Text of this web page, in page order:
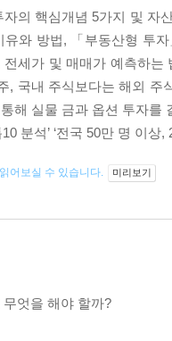
의 핵심개념 5가지 및 자
유와 방법, 「부동산형 투
전세가 및 매매가 예측하
, 국내 주식보다는 해외 주
통해 실물 금과 옵션 투자
분석’ ‘전국 50만 명 이
어보실 수 있습니다. 미리보기
엇을 해야 할까?